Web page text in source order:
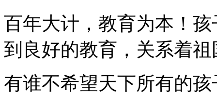
百年大计，教育为本！
到良好的教育，关系着
有谁不希望天下所有的